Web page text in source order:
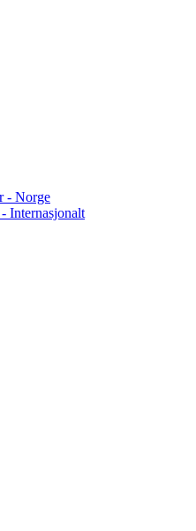
- Norge
Internasjonalt